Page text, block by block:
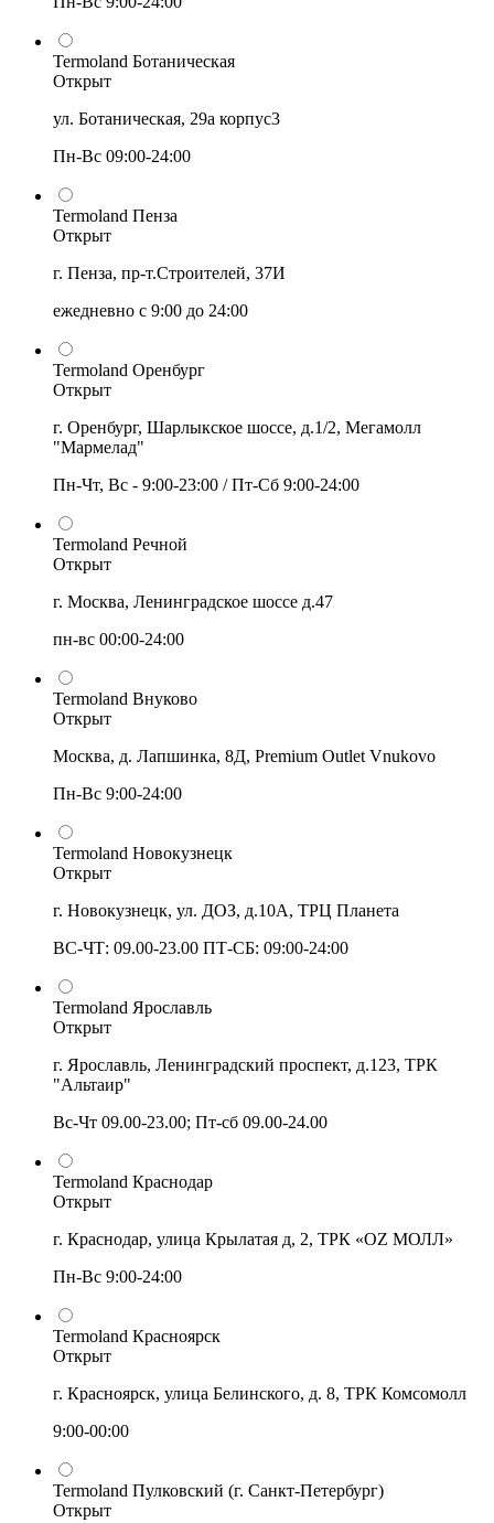
Termoland Ботаническая
Открыт
ул. Ботаническая, 29а корпус3
Пн-Вс 09:00-24:00
Termoland Пенза
Открыт
г. Пенза, пр-т.Строителей, 37И
ежедневно с 9:00 до 24:00
Termoland Оренбург
Открыт
г. Оренбург, Шарлыкское шоссе, д.1/2, Мегамолл
"Мармелад"
Пн-Чт, Вс - 9:00-23:00 / Пт-Сб 9:00-24:00
Termoland Речной
Открыт
г. Москва, Ленинградское шоссе д.47
пн-вс 00:00-24:00
Termoland Внуково
Открыт
Москва, д. Лапшинка, 8Д, Premium Outlet Vnukovo
Пн-Вс 9:00-24:00
Termoland Новокузнецк
Открыт
г. Новокузнецк, ул. ДОЗ, д.10А, ТРЦ Планета
ВС-ЧТ: 09.00-23.00 ПТ-СБ: 09:00-24:00
Termoland Ярославль
Открыт
г. Ярославль, Ленинградский проспект, д.123, ТРК
"Альтаир"
Вс-Чт 09.00-23.00; Пт-сб 09.00-24.00
Termoland Краснодар
Открыт
г. Краснодар, улица Крылатая д, 2, ТРК «OZ МОЛЛ»
Пн-Вс 9:00-24:00
Termoland Красноярск
Открыт
г. Красноярск, улица Белинского, д. 8, ТРК Комсомолл
9:00-00:00
Termoland Пулковский (г. Санкт-Петербург)
Открыт